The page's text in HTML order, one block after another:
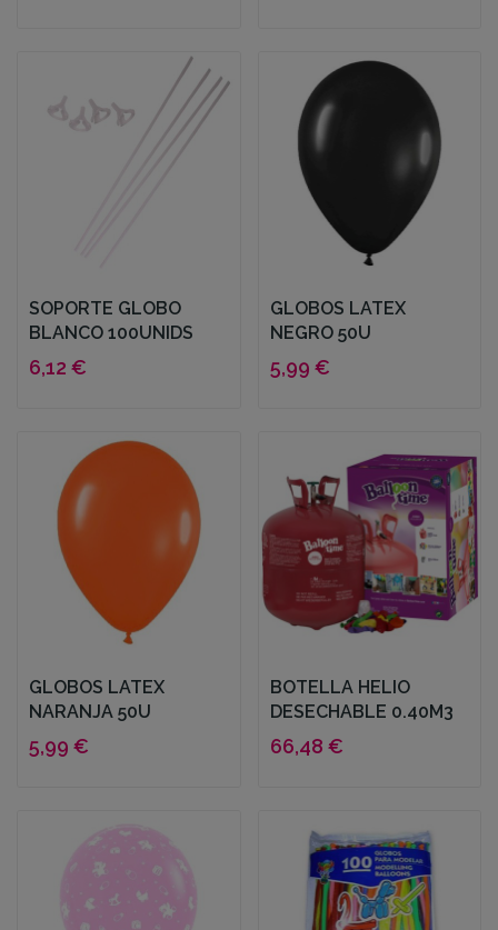
SOPORTE GLOBO
BLANCO 100UNIDS
6,12 €
GLOBOS LATEX
NEGRO 50U
5,99 €
GLOBOS LATEX
NARANJA 50U
5,99 €
BOTELLA HELIO
DESECHABLE 0.40M3
66,48 €